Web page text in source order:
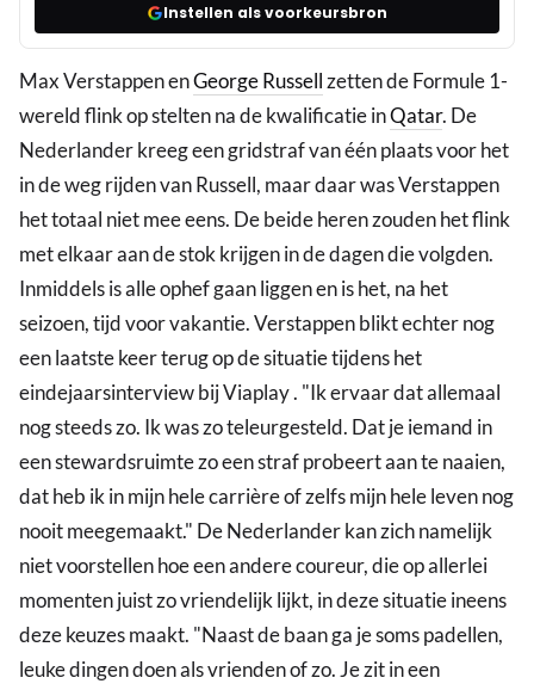
Instellen als voorkeursbron
Max Verstappen enGeorge Russellzetten de Formule 1-
wereld flink op stelten na de kwalificatie inQatar. De
Nederlander kreeg een gridstraf van één plaats voor het
in de weg rijden van Russell, maar daar was Verstappen
het totaal niet mee eens. De beide heren zouden het flink
met elkaar aan de stok krijgen in de dagen die volgden.
Inmiddels is alle ophef gaan liggen en is het, na het
seizoen, tijd voor vakantie. Verstappen blikt echter nog
een laatste keer terug op de situatie tijdens het
eindejaarsinterview bij Viaplay . "Ik ervaar dat allemaal
nog steeds zo. Ik was zo teleurgesteld. Dat je iemand in
een stewardsruimte zo een straf probeert aan te naaien,
dat heb ik in mijn hele carrière of zelfs mijn hele leven nog
nooit meegemaakt." De Nederlander kan zich namelijk
niet voorstellen hoe een andere coureur, die op allerlei
momenten juist zo vriendelijk lijkt, in deze situatie ineens
deze keuzes maakt. "Naast de baan ga je soms padellen,
leuke dingen doen als vrienden of zo. Je zit in een